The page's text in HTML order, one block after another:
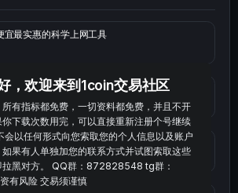
宜最实惠的科学上网工具
涨跌幅的python代码
短线量化的免费版本
，欢迎来到1coin交易社区
有指标都免费，一切资料都免费，并且不开
下载次数用完，可以直接重新注册个号继续
会以任何形式向您索取您的个人信息以及账户
果有人单独加您的联系方式并试图索取这些
拉黑对方。 QQ群：872828548 tg群：
有风险 交易须谨慎